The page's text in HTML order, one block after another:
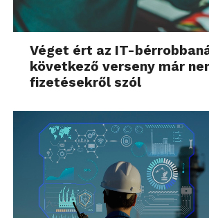
Véget ért az IT-
következő verseny már
fizetésekről szól